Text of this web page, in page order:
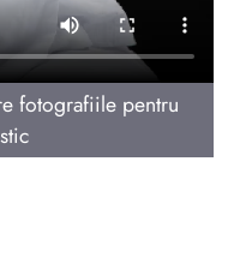
fotografiile pentru